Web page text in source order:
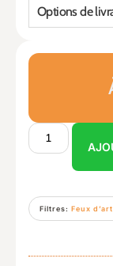
Filtres: Feux
Options de